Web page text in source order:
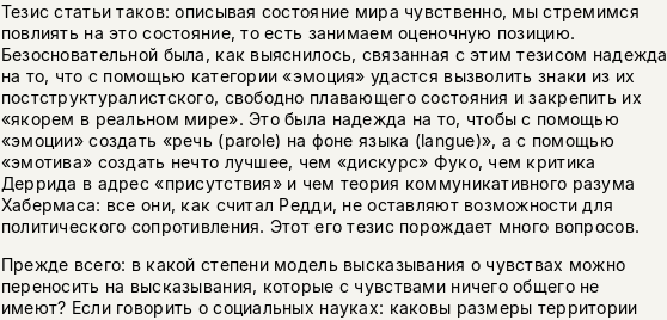
Тезис статьи таков: описывая состояние мира чувственно, мы стремимся
повлиять на это состояние, то есть занимаем оценочную позицию.
Безосновательной была, как выяснилось, связанная с этим тезисом надежда
на то, что с помощью категории «эмоция» удастся вызволить знаки из их
постструктуралистского, свободно плавающего состояния и закрепить их
«якорем в реальном мире». Это была надежда на то, чтобы с помощью
«эмоции» создать «речь (parole) на фоне языка (langue)», а с помощью
«эмотива» создать нечто лучшее, чем «дискурс» Фуко, чем критика
Деррида в адрес «присутствия» и чем теория коммуникативного разума
Хабермаса: все они, как считал Редди, не оставляют возможности для
политического сопротивления. Этот его тезис порождает много вопросов.
Прежде всего: в какой степени модель высказывания о чувствах можно
переносить на высказывания, которые с чувствами ничего общего не
имеют? Если говорить о социальных науках: каковы размеры территории